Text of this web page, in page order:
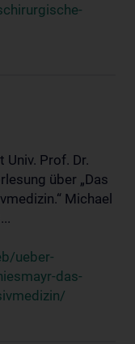
Univ. Prof. Dr.
über „Das
Michael
ueber-
das-